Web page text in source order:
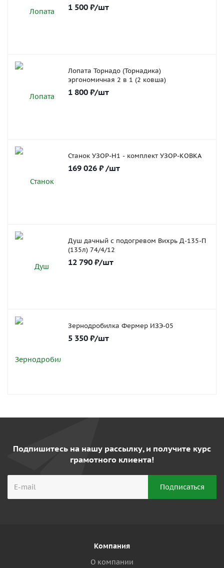
1 500 ₽/шт
Лопата Торнадо (Торнадика)
эргономичная 2 в 1 (2 ковша)
1 800 ₽/шт
Станок УЗОР-Н1 - комплект УЗОР-КОВКА
169 026 ₽ /шт
Душ дачный с подогревом Вихрь Д-135-П
(135л) 74/4/12
12 790 ₽/шт
Зернодробилка Фермер ИЗЭ-05
5 350 ₽/шт
Подпишитесь на нашу рассылку, и получите курс
грамотного клиента!
Компания
О компании